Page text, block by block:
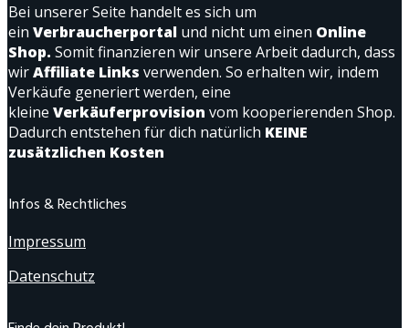
Bei unserer Seite handelt es sich um
ein Verbraucherportal und nicht um einen Online
Shop. Somit finanzieren wir unsere Arbeit dadurch, dass
wirAffiliate Links verwenden. So erhalten wir, indem
Verkäufe generiert werden, eine
kleine Verkäuferprovision vom kooperierenden Shop.
Dadurch entstehen für dich natürlich KEINE
zusätzlichen Kosten
Infos & Rechtliches
Impressum
Datenschutz